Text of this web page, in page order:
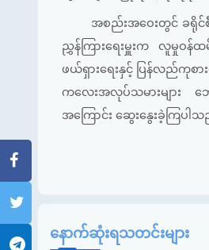
အစည်းအဝေးတွင် ခရိုင်
ညွှန်ကြားရေးမှူးက လူမှုဝန်ထ
ဖယ်ရှားရေးနှင့် ပြန်လည်ကုစ
ကလေးအလုပ်သမားများ ဘေ
အကြောင်း ဆွေးနွေးခဲ့ကြပါသ
နောက်ဆုံးရသတင်းများ